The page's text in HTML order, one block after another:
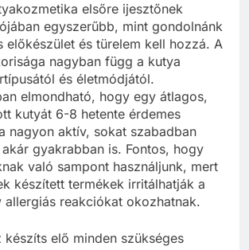
elsőre ijesztőnek
egyszerűbb, mint gondolnánk
előkészület és türelem kell hozzá. A
nagyban függ a kutya
és életmódjától.
elmondható, hogy egy átlagos,
kutyát 6-8 hetente érdemes
nagyon aktív, sokat szabadban
gyakrabban is. Fontos, hogy
való sampont használjunk, mert
készített termékek irritálhatják a
allergiás reakciókat okozhatnak.
készíts elő minden szükséges